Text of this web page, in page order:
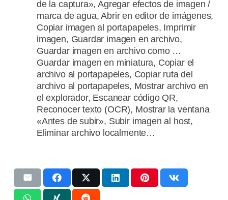
de la captura», Agregar efectos de imagen /
marca de agua, Abrir en editor de imágenes,
Copiar imagen al portapapeles, Imprimir
imagen, Guardar imagen en archivo,
Guardar imagen en archivo como …
Guardar imagen en miniatura, Copiar el
archivo al portapapeles, Copiar ruta del
archivo al portapapeles, Mostrar archivo en
el explorador, Escanear código QR,
Reconocer texto (OCR), Mostrar la ventana
«Antes de subir», Subir imagen al host,
Eliminar archivo localmente…